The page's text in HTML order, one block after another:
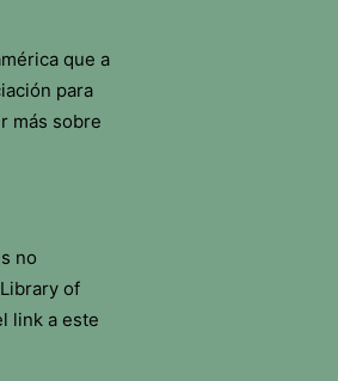
que a
para
más sobre
no
of
link a este